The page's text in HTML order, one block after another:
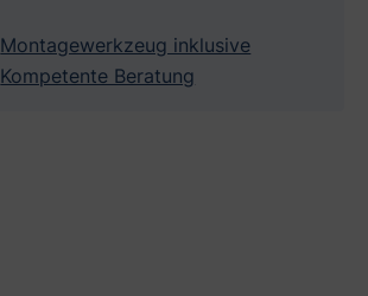
Montagewerkzeug inklusive
Kompetente Beratung